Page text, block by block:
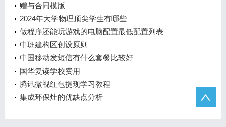
赠与合同模版
2024年大学物理顶尖学生有哪些
做程序还能玩游戏的电脑配置最低配置列表
中班建构区创设原则
中国移动发短信有什么套餐比较好
国华复读学校费用
腾讯微视红包提现学习教程
集成环保灶的优缺点分析